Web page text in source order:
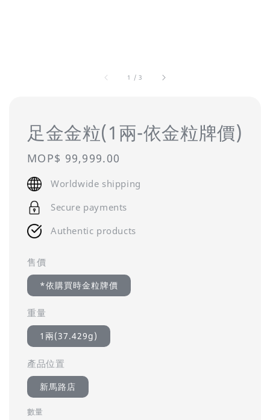
1 /3
足金金粒(1兩-依金粒牌價)
Regular
price
MOP$ 99,999.00
Worldwide shipping
Secure payments
Authentic products
售價
*依購買時金粒牌價
重量
1兩(37.429g)
產品位置
新馬路店
數量